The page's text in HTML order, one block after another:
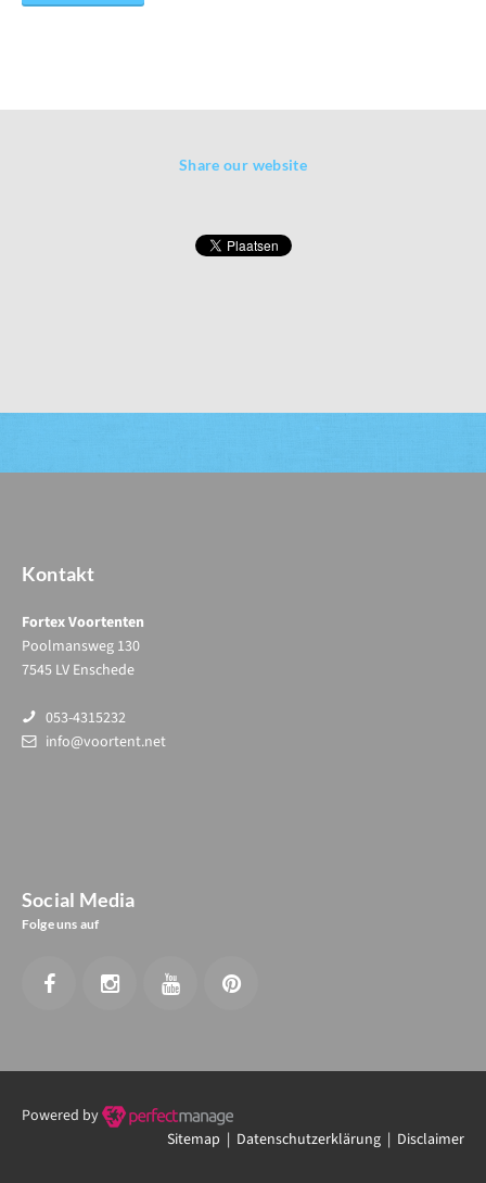
Share our website
Kontakt
Fortex Voortenten
Poolmansweg 130
7545 LV Enschede
053-4315232
info@voortent.net
Social Media
Folge uns auf
Powered by
| Disclaimer
Datenschutzerklärung
Sitemap |